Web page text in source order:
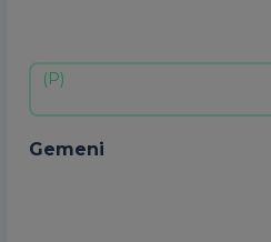
Gemeni